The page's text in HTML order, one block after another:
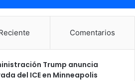
Comentarios
Trump anuncia
del ICE en Minneapolis